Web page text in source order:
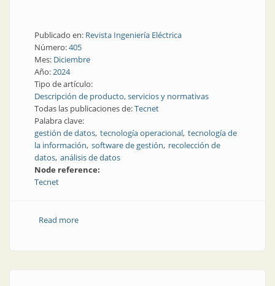
Publicado en: Revista Ingeniería Eléctrica
Número:405
Mes: Diciembre
Año:2024
Tipo de artículo:
Descripción de producto, servicios y normativas
Todas las publicaciones de:Tecnet
Palabra clave:
gestión de datos tecnología operacional tecnología de
la información software de gestión recolección de
datos análisis de datos
Node reference:
Tecnet
Read moreabout Seguridad en la producción mediante una